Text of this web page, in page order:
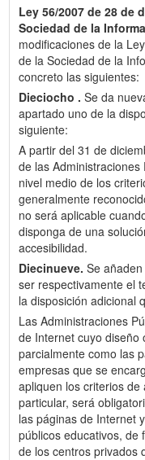
Ley 56/2007 de 28 de
Sociedad de la
modificaciones de la
de la Sociedad de la
concreto las siguientes:
Dieciocho . Se da
apartado uno de la
siguiente:
A partir del 31 de
de las
nivel medio de los
generalmente
no será aplicable
disponga de una
accesibilidad.
Diecinueve. Se
ser respectivamente el
la disposición adicional
Las Administraciones
de Internet cuyo diseño
parcialmente como las
empresas que se
apliquen los criterios de
particular, será
las páginas de Internet
públicos educativos, de
de los centros privados